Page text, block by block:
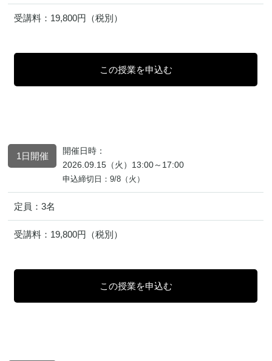
受講料： 19,800円（税別）
1日開催
開催日時：
2026.09.15（火）13:00～17:00
申込締切日：9/8（火）
定員：3名
受講料： 19,800円（税別）